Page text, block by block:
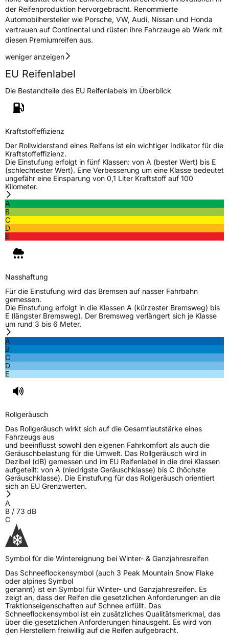
der Reifenproduktion hervorgebracht. Renommierte
Automobilhersteller wie Porsche, VW, Audi, Nissan und Honda
vertrauen auf Continental und rüsten ihre Fahrzeuge ab Werk mit
diesen Premiumreifen aus.
weniger anzeigen
EU Reifenlabel
Die Bestandteile des EU Reifenlabels im Überblick
Kraftstoffeffizienz
Der Rollwiderstand eines Reifens ist ein wichtiger Indikator für die
Kraftstoffeffizienz.
Die Einstufung erfolgt in fünf Klassen: von A (bester Wert) bis E
(schlechtester Wert). Eine Verbesserung um eine Klasse bedeutet
ungefähr eine Einsparung von 0,1 Liter Kraftstoff auf 100
Kilometer.
A
B
C
D
E
Nasshaftung
Für die Einstufung wird das Bremsen auf nasser Fahrbahn
gemessen.
Die Einstufung erfolgt in die Klassen A (kürzester Bremsweg) bis
E (längster Bremsweg). Der Bremsweg verlängert sich je Klasse
um rund 3 bis 6 Meter.
A
B
C
D
E
Rollgeräusch
Das Rollgeräusch wirkt sich auf die Gesamtlautstärke eines
Fahrzeugs aus
und beeinflusst sowohl den eigenen Fahrkomfort als auch die
Geräuschbelastung für die Umwelt. Das Rollgeräusch wird in
Dezibel (dB) gemessen und im EU Reifenlabel in die drei Klassen
aufgeteilt: von A (niedrigste Geräuschklasse) bis C (höchste
Geräuschklasse). Die Einstufung für das Rollgeräusch orientiert
sich an EU Grenzwerten.
A
B / 73 dB
C
Symbol für die Wintereignung bei Winter- & Ganzjahresreifen
Das Schneeflockensymbol (auch 3 Peak Mountain Snow Flake
oder alpines Symbol
genannt) ist ein Symbol für Winter- und Ganzjahresreifen. Es
zeigt an, dass der Reifen die gesetzlichen Anforderungen an die
Traktionseigenschaften auf Schnee erfüllt. Das
Schneeflockensymbol ist ein zusätzliches Qualitätsmerkmal, das
über die gesetzlichen Anforderungen hinausgeht. Es wird von
den Herstellern freiwillig auf die Reifen aufgebracht.